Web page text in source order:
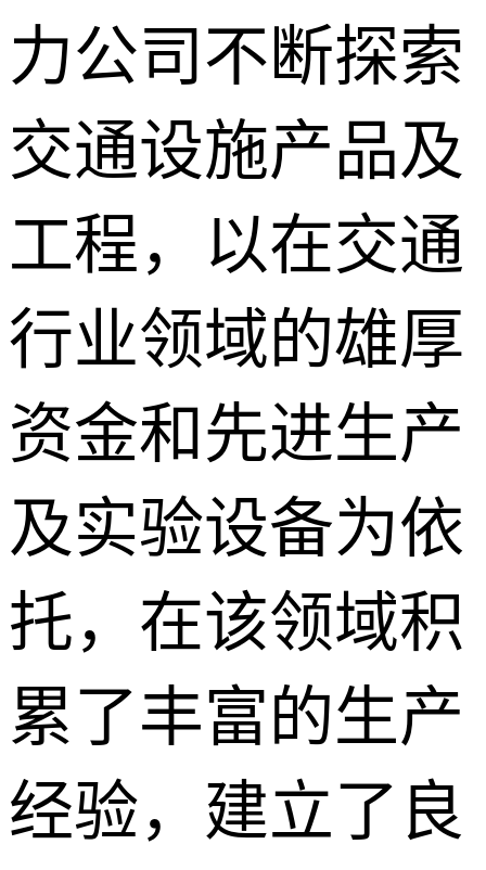
力公司不断探索
交通设施产品及
工程，以在交通
行业领域的雄厚
资金和先进生产
及实验设备为依
托，在该领域积
累了丰富的生产
经验，建立了良